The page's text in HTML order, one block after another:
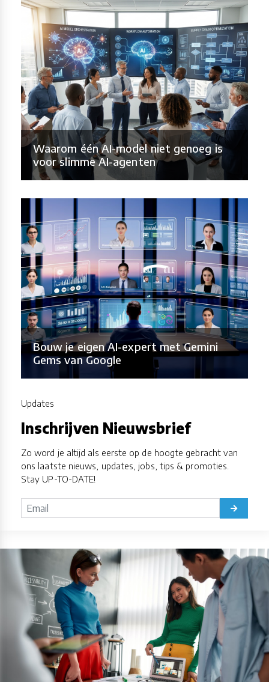
Waarom één AI-model niet genoeg is
voor slimme AI-agenten
Bouw je eigen AI-expert met Gemini
Gems van Google
Updates
Inschrijven Nieuwsbrief
Zo word je altijd als eerste op de hoogte gebracht van
ons laatste nieuws, updates, jobs, tips & promoties.
Stay UP-TO-DATE!